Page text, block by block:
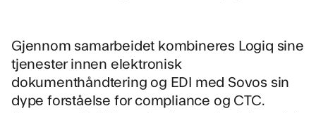
Gjennom samarbeidet kombineres Logiq sine
tjenester innen elektronisk
dokumenthåndtering og EDI med Sovos sin
dype forståelse for compliance og CTC.